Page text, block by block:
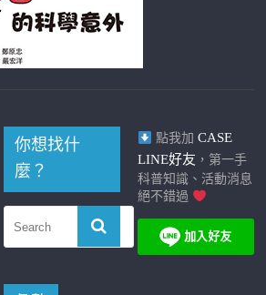
你想找什
麼？
點我加 CASE
LINE好友 ，第一手
科普知識、活動消息
絕不錯過